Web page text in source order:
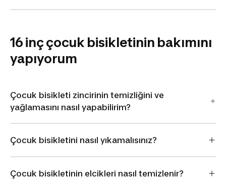
16 inç çocuk bisikletinin bakımını
yapıyorum
Çocuk bisikleti zincirinin temizliğini ve
yağlamasını nasıl yapabilirim?
Çocuk bisikletini nasıl yıkamalısınız?
Çocuk bisikletinin elcikleri nasıl temizlenir?